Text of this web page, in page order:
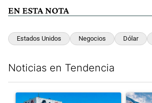
EN ESTA NOTA
Estados Unidos Negocios Dólar
Noticias en Tendencia
Un artículo de tendencia con el título
Un